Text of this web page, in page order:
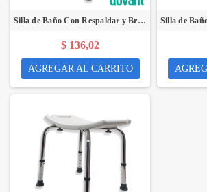
Silla de Baño Con Respaldar y Bracera - Unidad - DOVANT
$ 136,02
AGREGAR AL CARRITO